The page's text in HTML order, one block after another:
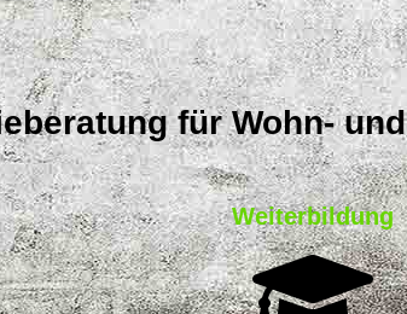
für Wohn- und
Weiterbildung